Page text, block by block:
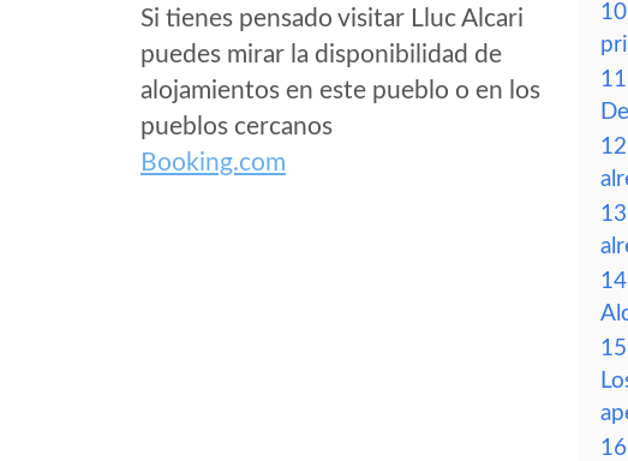
Si tienes pensado visitar Lluc Alcari
puedes mirar la disponibilidad de
alojamientos en este pueblo o en los
pueblos cercanos
Booking.com
10
11
12
13
14
15
16